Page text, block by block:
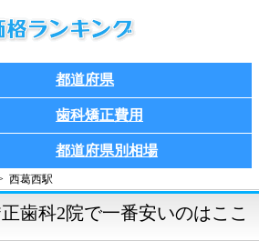
都道府県
歯科矯正費用
都道府県別相場
西葛西駅
歯科2院で一番安いのはここ